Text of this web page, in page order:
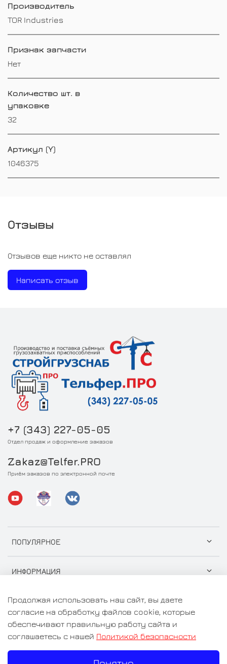
Производитель
TOR Industries
Признак запчасти
Нет
Количество шт. в
упаковке
32
Артикул (Y)
1046375
Отзывы
Отзывов еще никто не оставлял
Написать отзыв
ПОПУЛЯРНОЕ
ИНФОРМАЦИЯ
+7 (343) 227-05-05
Отдел продаж и оформление заказов
Zakaz@Telfer.PRO
Приём заказов по электронной почте
© 2026 ООО "СтройГрузСнаб" Любое использование
Продолжая использовать наш сайт, вы даете
согласие на обработку файлов cookie, которые
обеспечивают правильную работу сайта и
соглашаетесь с нашей Политикой безопасности